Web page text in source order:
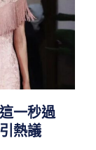
一秒過
熱議